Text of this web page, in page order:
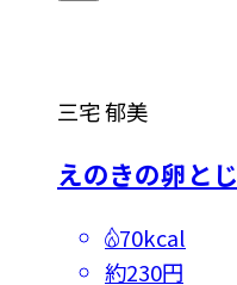
三宅 郁美
えのきの卵とじ
70kcal
約230円